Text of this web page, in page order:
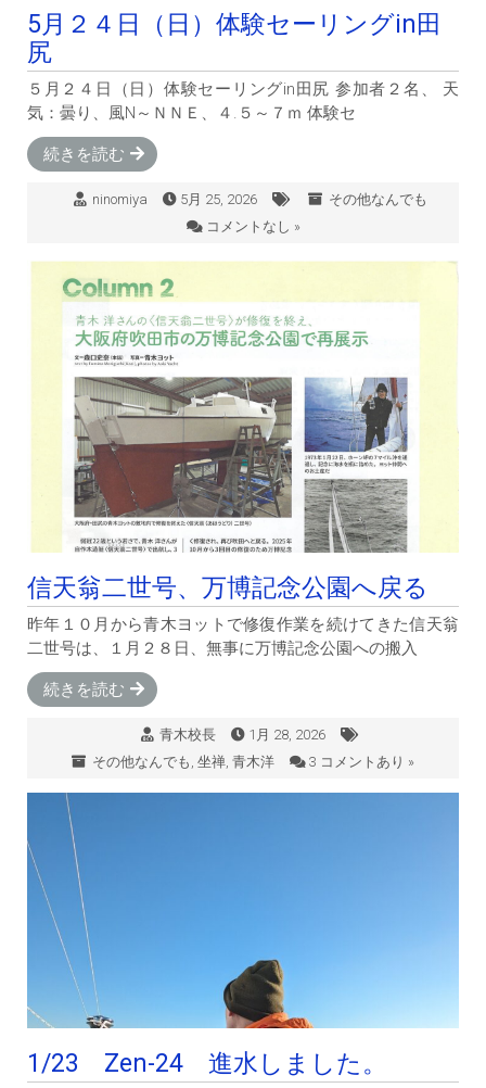
5月２４日（日）体験セーリングin田
尻
５月２４日（日）体験セーリングin田尻 参加者２名、 天
気：曇り、風N～ＮＮＥ、４.５～７ｍ 体験セ
続きを読む
ninomiya 5月 25, 2026
その他なんでも
コメントなし »
信天翁二世号、万博記念公園へ戻る
昨年１０月から青木ヨットで修復作業を続けてきた信天翁
二世号は、１月２８日、無事に万博記念公園への搬入
続きを読む
青木校長
1月 28, 2026
その他なんでも 坐禅 青木洋 3 コメントあり »
1/23 Zen-24 進水しました。